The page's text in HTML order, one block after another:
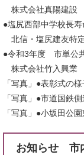
株式会社真陽建設
●塩尻西部中学校長
北信・塩尻建友特
●令和3年度 市単公
株式会社竹入興業
「写真」●表彰式の
「写真」●市道国鉄
「写真」●小坂田公
お知らせ 市